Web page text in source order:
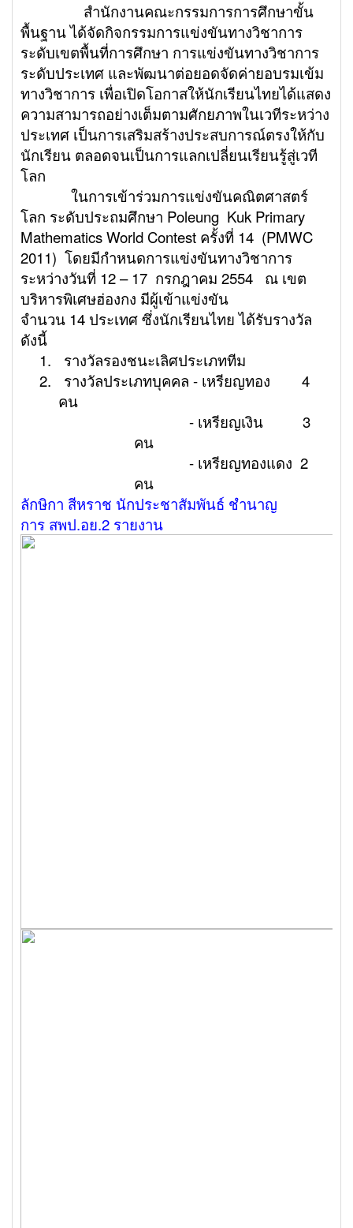
สำนักงานคณะกรรมการการศึกษาขั้น
พื้นฐาน ได้จัดกิจกรรมการแข่งขันทางวิชาการ
ระดับเขตพื้นที่การศึกษา การแข่งขันทางวิชาการ
ระดับประเทศ และพัฒนาต่อยอดจัดค่ายอบรมเข้ม
ทางวิชาการ เพื่อเปิดโอกาสให้นักเรียนไทยได้แสดง
ความสามารถอย่างเต็มตามศักยภาพในเวทีระหว่าง
ประเทศ เป็นการเสริมสร้างประสบการณ์ตรงให้กับ
นักเรียน ตลอดจนเป็นการแลกเปลี่ยนเรียนรู้สู่เวที
โลก
ในการเข้าร่วมการแข่งขันคณิตศาสตร์
โลก ระดับประถมศึกษา Poleung Kuk Primary
Mathematics World Contest ครั้งที่ 14 (PMWC
2011) โดยมีกำหนดการแข่งขันทางวิชาการ
ระหว่างวันที่ 12 – 17 กรกฎาคม 2554 ณ เขต
บริหารพิเศษฮ่องกง มีผู้เข้าแข่งขัน
จำนวน 14 ประเทศ ซึ่งนักเรียนไทย ได้รับรางวัล
ดังนี้
1.
รางวัลรองชนะเลิศประเภททีม
2.
รางวัลประเภทบุคคล - เหรียญทอง 4
คน
- เหรียญเงิน 3
คน
- เหรียญทองแดง 2
คน
ลักษิกา สีหราช นักประชาสัมพันธ์ ชำนาญ
การ สพป.อย.2 รายงาน